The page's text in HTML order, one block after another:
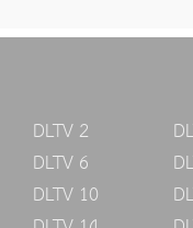
DLTV 2
DLTV 6
DLTV 10